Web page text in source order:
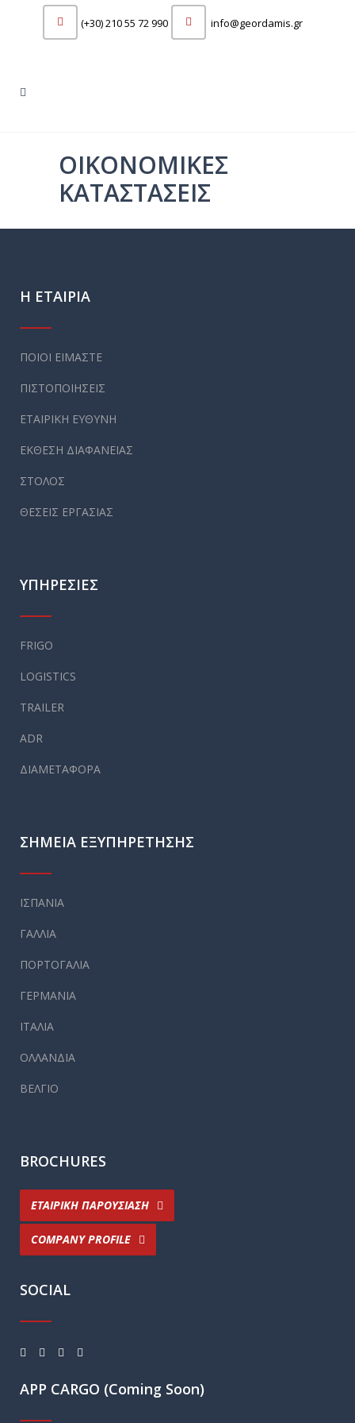
info@geordamis.gr
(+30) 210 55 72 990
ΟΙΚΟΝΟΜΙΚΕΣ
ΚΑΤΑΣΤΑΣΕΙΣ
Η ΕΤΑΙΡΙΑ
ΠΟΙΟΙ ΕΙΜΑΣΤΕ
ΠΙΣΤΟΠΟΙΗΣΕΙΣ
ΕΤΑΙΡΙΚΗ ΕΥΘΥΝΗ
ΕΚΘΕΣΗ ΔΙΑΦΑΝΕΙΑΣ
ΣΤΟΛΟΣ
ΘΕΣΕΙΣ ΕΡΓΑΣΙΑΣ
ΥΠΗΡΕΣΙΕΣ
FRIGO
LOGISTICS
TRAILER
ADR
ΔΙΑΜΕΤΑΦΟΡΑ
ΣΗΜΕΙΑ ΕΞΥΠΗΡΕΤΗΣΗΣ
ΙΣΠΑΝΙΑ
ΓΑΛΛΙΑ
ΠΟΡΤΟΓΑΛΙΑ
ΓΕΡΜΑΝΙΑ
ΙΤΑΛΙΑ
ΟΛΛΑΝΔΙΑ
ΒΕΛΓΙΟ
BROCHURES
ΕΤΑΙΡΙΚΗ ΠΑΡΟΥΣΙΑΣΗ
COMPANY PROFILE
SOCIAL
APP CARGO (Coming Soon)